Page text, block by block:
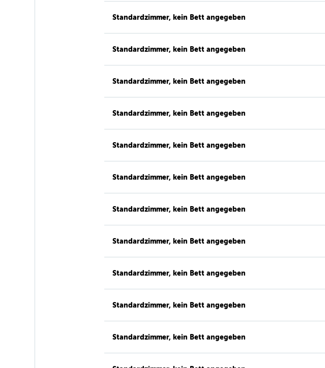
Standardzimmer, kein Bett angegeben
Standardzimmer, kein Bett angegeben
Standardzimmer, kein Bett angegeben
Standardzimmer, kein Bett angegeben
Standardzimmer, kein Bett angegeben
Standardzimmer, kein Bett angegeben
Standardzimmer, kein Bett angegeben
Standardzimmer, kein Bett angegeben
Standardzimmer, kein Bett angegeben
Standardzimmer, kein Bett angegeben
Standardzimmer, kein Bett angegeben